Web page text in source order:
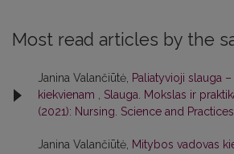
Most read articles by the
Janina Valančiūtė, Paliatyvioji slauga
kiekvienam , Slauga. Mokslas ir
(2021): Nursing. Science and Practices
Janina Valančiūtė, Mitybos vadovas